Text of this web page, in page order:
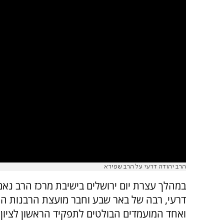
הרב יהודה דרעי על הרב שפירא
במהלך עצרת יום ירושלים בישיבת מרכז הרב
דרעי, רבה של באר שבע וחבר מועצת הרבנות
ואחד המועמדים הבולטים לתפקיד הראשון